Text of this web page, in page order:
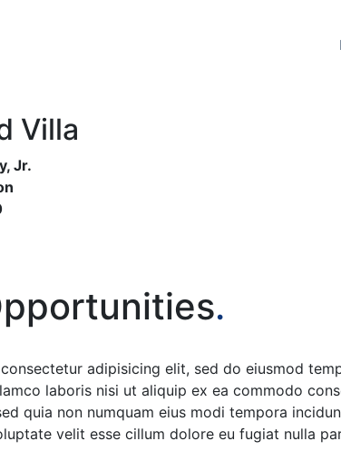
Villa
Jr.
.
adipisicing elit, sed do eiusmod
laboris nisi ut aliquip ex ea commodo
quia non numquam eius modi tempora
velit esse cillum dolore eu fugiat nulla